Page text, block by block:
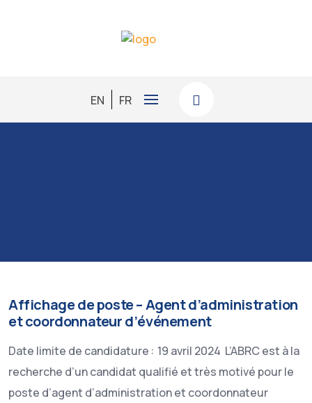
EN FR
Affichage de poste – Agent d’administration
et coordonnateur d’événement
Date limite de candidature : 19 avril 2024 L’ABRC est à la
recherche d’un candidat qualifié et très motivé pour le
poste d’agent d’administration et coordonnateur